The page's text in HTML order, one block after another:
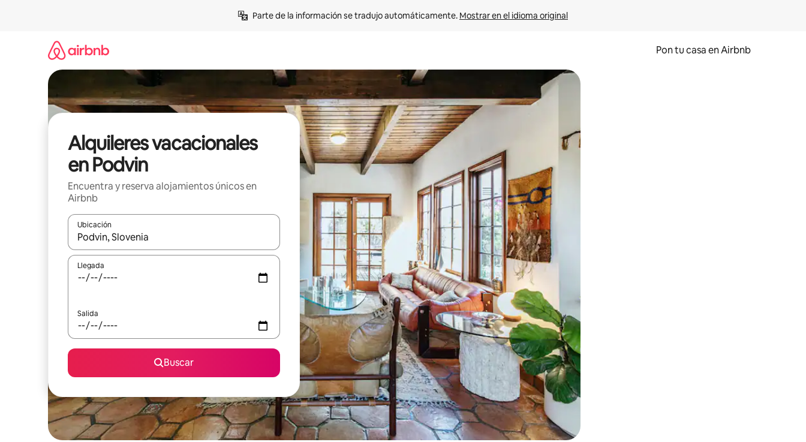
Parte de la información se tradujo automáticamente. Mostrar en el idioma original
Pon tu casa en Airbnb
Alquileres vacacionales
en Podvin
Encuentra y reserva alojamientos únicos en
Airbnb
Ubicación
Cuando los resultados estén disponibles, navega con las teclas de flecha hacia arriba y hacia abajo o explora con el tacto o desliza el dedo.
Llegada
Salida
Buscar